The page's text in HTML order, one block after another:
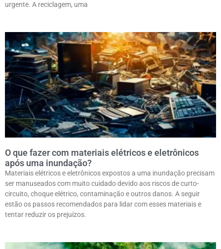
urgente. A reciclagem, uma
O que fazer com materiais elétricos e eletrônicos
após uma inundação?
Materiais elétricos e eletrônicos expostos a uma inundação precisam
ser manuseados com muito cuidado devido aos riscos de curto-
circuito, choque elétrico, contaminação e outros danos. A seguir
estão os passos recomendados para lidar com esses materiais e
tentar reduzir os prejuízos.